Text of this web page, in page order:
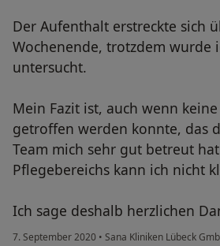
Der Aufenthalt erstreckte sich
Wochenende, trotzdem wurde
untersucht.
Mein Fazit ist, auch wenn
getroffen werden konnte, das
Team mich sehr gut betreut
Pflegebereichs kann ich nicht
Ich sage deshalb herzlichen
7. September 2020 • Sana Kliniken Lübeck